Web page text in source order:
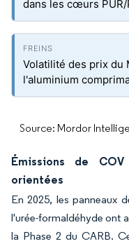
dans les cœurs PUR/
Volatilité des prix du
l'aluminium
Source: Mordor
Émissions de
orientées
En 2025, les panneaux
l'urée-formaldéhyde ont
la Phase 2 du CARB.